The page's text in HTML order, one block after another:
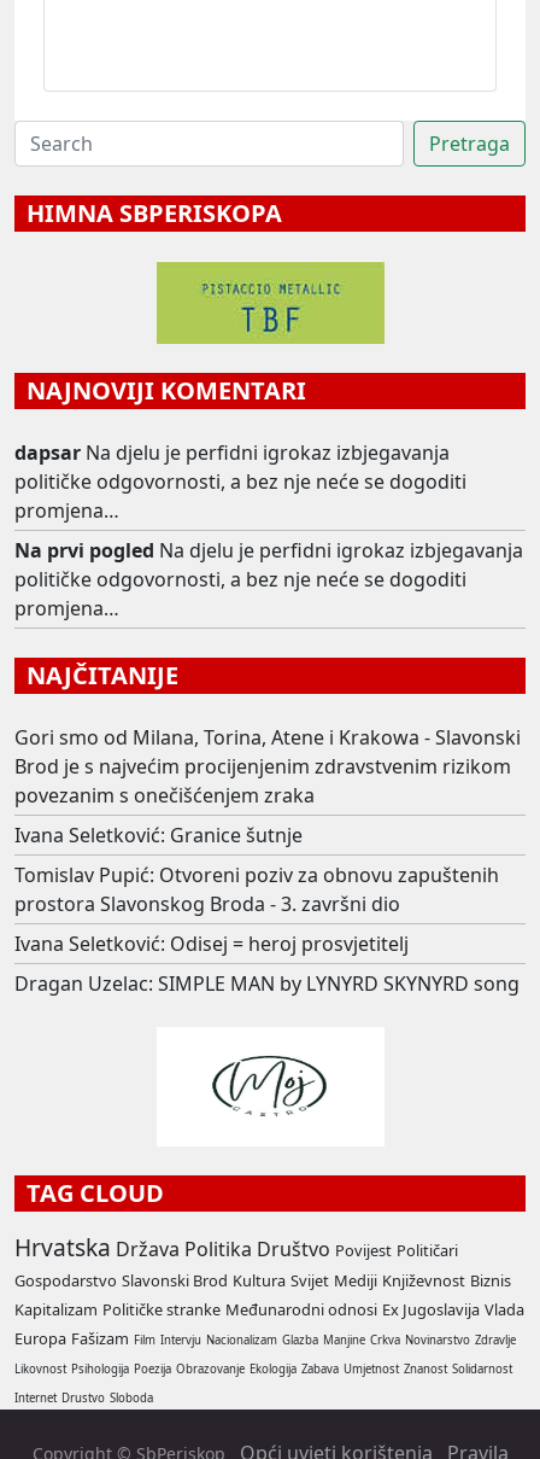
HIMNA SBPERISKOPA
NAJNOVIJI KOMENTARI
dapsar Na djelu je perfidni igrokaz izbjegavanja
političke odgovornosti, a bez nje neće se dogoditi
promjena…
Na prvi pogled Na djelu je perfidni igrokaz izbjegavanja
političke odgovornosti, a bez nje neće se dogoditi
promjena…
NAJČITANIJE
Gori smo od Milana, Torina, Atene i Krakowa - Slavonski
Brod je s najvećim procijenjenim zdravstvenim rizikom
povezanim s onečišćenjem zraka
Ivana Seletković: Granice šutnje
Tomislav Pupić: Otvoreni poziv za obnovu zapuštenih
prostora Slavonskog Broda - 3. završni dio
Ivana Seletković: Odisej = heroj prosvjetitelj
Dragan Uzelac: SIMPLE MAN by LYNYRD SKYNYRD song
TAG CLOUD
Hrvatska Država Politika Društvo Povijest Političari
Gospodarstvo Slavonski Brod Kultura Svijet Mediji Književnost Biznis
Kapitalizam Političke stranke Međunarodni odnosi Ex Jugoslavija Vlada
Europa Fašizam Film Intervju Nacionalizam Glazba Manjine Crkva Novinarstvo Zdravlje
Likovnost Psihologija Poezija Obrazovanje Ekologija Zabava Umjetnost Znanost Solidarnost
Internet Drustvo Sloboda
Copyright © SbPeriskop Opći uvjeti korištenja Pravila